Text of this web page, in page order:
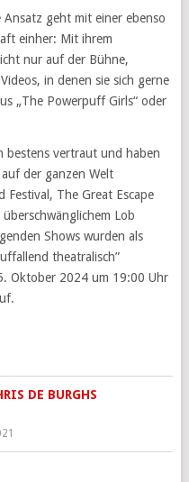
Ansatz geht mit einer ebenso
einher: Mit ihrem
nur auf der Bühne,
in denen sie sich gerne
„The Powerpuff Girls“ oder
bestens vertraut und haben
der ganzen Welt
The Great Escape
Lob
Shows wurden als
theatralisch”
Oktober 2024 um 19:00 Uhr
DE BURGHS